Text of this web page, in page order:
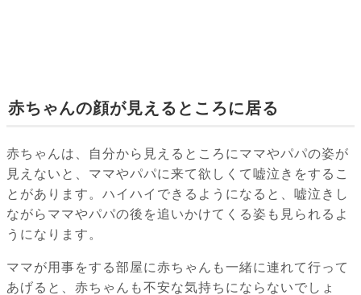
赤ちゃんの顔が見えるところに居る
赤ちゃんは、自分から見えるところにママやパパの姿が
見えないと、ママやパパに来て欲しくて嘘泣きをするこ
とがあります。ハイハイできるようになると、嘘泣きし
ながらママやパパの後を追いかけてくる姿も見られるよ
うになります。
ママが用事をする部屋に赤ちゃんも一緒に連れて行って
あげると、赤ちゃんも不安な気持ちにならないでしょ